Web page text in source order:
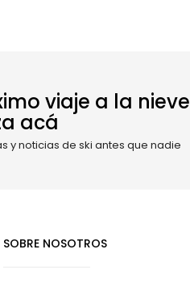
viaje a la nieve
acá
y noticias de ski antes que nadie
SOBRE NOSOTROS